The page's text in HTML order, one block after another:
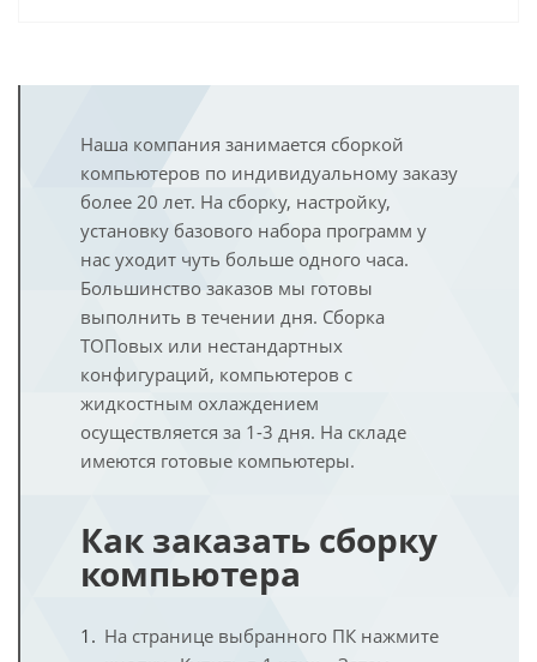
Наша компания занимается сборкой
компьютеров по индивидуальному заказу
более 20 лет. На сборку, настройку,
установку базового набора программ у
нас уходит чуть больше одного часа.
Большинство заказов мы готовы
выполнить в течении дня. Сборка
ТОПовых или нестандартных
конфигураций, компьютеров с
жидкостным охлаждением
осуществляется за 1-3 дня. На складе
имеются готовые компьютеры.
Как заказать сборку
компьютера
На странице выбранного ПК нажмите